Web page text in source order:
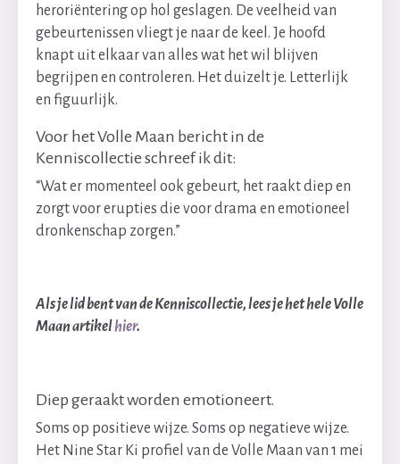
heroriëntering op hol geslagen. De veelheid van
gebeurtenissen vliegt je naar de keel. Je hoofd
knapt uit elkaar van alles wat het wil blijven
begrijpen en controleren. Het duizelt je. Letterlijk
en figuurlijk.
Voor het Volle Maan bericht in de
Kenniscollectie schreef ik dit:
“Wat er momenteel ook gebeurt, het raakt diep en
zorgt voor erupties die voor drama en emotioneel
dronkenschap zorgen.”
Als je lid bent van de Kenniscollectie, lees je het hele Volle
Maan artikelhier.
Diep geraakt worden emotioneert.
Soms op positieve wijze. Soms op negatieve wijze.
Het Nine Star Ki profiel van de Volle Maan van 1 mei